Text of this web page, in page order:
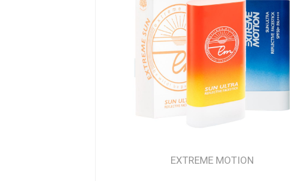
EXTREME MOTION